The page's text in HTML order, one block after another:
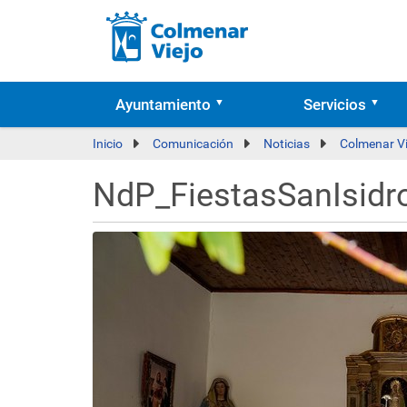
Ayuntamiento Servicios
Inicio Comunicación Noticias Colmenar